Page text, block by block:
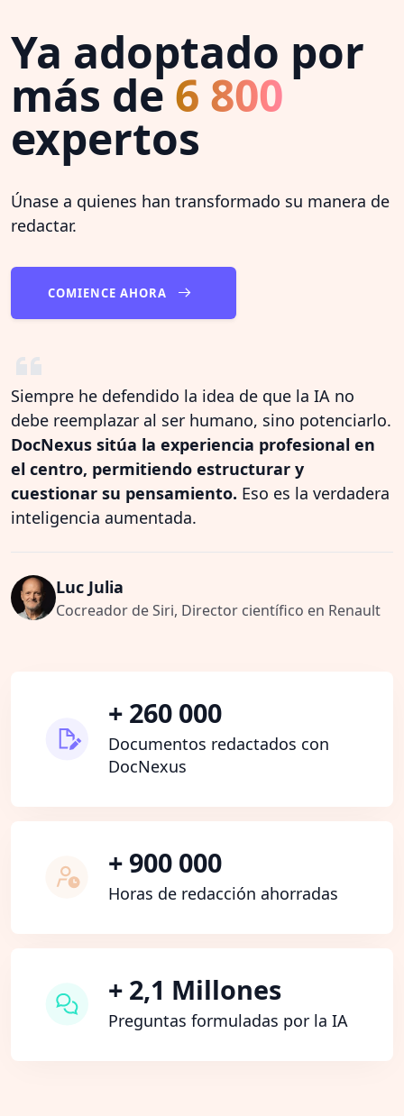
Ya adoptado por
más de 6 800
expertos
Únase a quienes han transformado su manera de
redactar.
COMIENCE AHORA
Siempre he defendido la idea de que la IA no
debe reemplazar al ser humano, sino potenciarlo.
DocNexus sitúa la experiencia profesional en
el centro, permitiendo estructurar y
cuestionar su pensamiento. Eso es la verdadera
inteligencia aumentada.
Luc Julia
Cocreador de Siri, Director científico en Renault
+ 260 000
Documentos redactados con
DocNexus
+ 900 000
Horas de redacción ahorradas
+ 2,1 Millones
Preguntas formuladas por la IA